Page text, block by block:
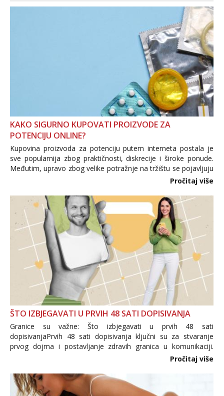
KAKO SIGURNO KUPOVATI PROIZVODE ZA
POTENCIJU ONLINE?
Kupovina proizvoda za potenciju putem interneta postala je
sve popularnija zbog praktičnosti, diskrecije i široke ponude.
Međutim, upravo zbog velike potražnje na tržištu se pojavljuju
i brojni krivotvoreni proizvodi, nepouzdane internetske
Pročitaj više
ŠTO IZBJEGAVATI U PRVIH 48 SATI DOPISIVANJA
Granice su važne: Što izbjegavati u prvih 48 sati
dopisivanjaPrvih 48 sati dopisivanja ključni su za stvaranje
prvog dojma i postavljanje zdravih granica u komunikaciji.
Važno je izbjeći prebrzo otkrivanje osobnih ili intimnih
informacija, jer nepoznata osoba još nije zaslužila to
povjerenje. Takođe...
Pročitaj više